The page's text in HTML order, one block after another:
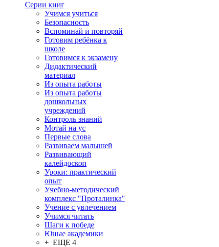
Серии книг
Учимся учиться
Безопасность
Вспоминай и повторяй
Готовим ребёнка к
школе
Готовимся к экзамену
Дидактический
материал
Из опыта работы
Из опыта работы
дошкольных
учреждений
Контроль знаний
Мотай на ус
Первые слова
Развиваем малышей
Развивающий
калейдоскоп
Уроки: практический
опыт
Учебно-методический
комплекс "Проталинка"
Учение с увлечением
Учимся читать
Шаги к победе
Юные академики
+ ЕЩЕ 4